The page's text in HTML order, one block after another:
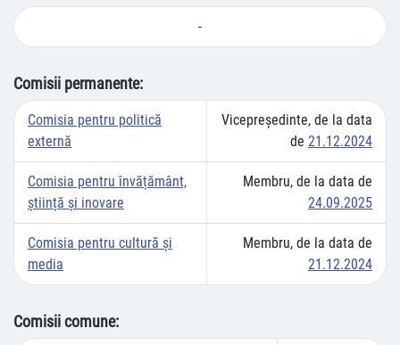
-
Comisii permanente:
Comisia pentru politică
externă
Vicepreşedinte, de la data
de 21.12.2024
Comisia pentru învățământ,
știință și inovare
Membru, de la data de
24.09.2025
Comisia pentru cultură şi
media
Membru, de la data de
21.12.2024
Comisii comune: